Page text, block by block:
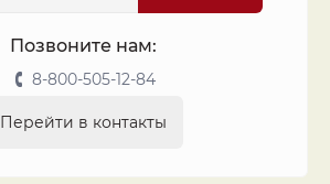
Позвоните нам:
8-800-505-12-84
Перейти в контакты